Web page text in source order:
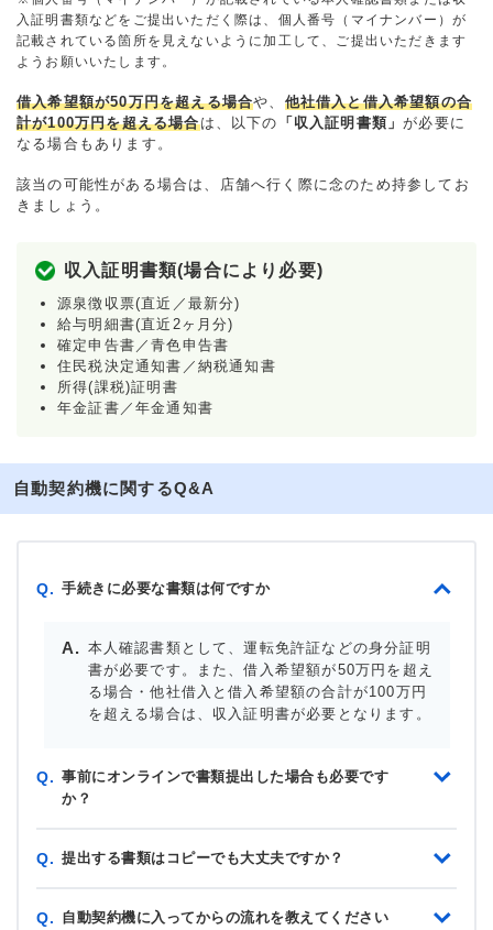
入証明書類などをご提出いただく際は、個人番号（マイナンバー）が
記載されている箇所を見えないように加工して、ご提出いただきます
ようお願いいたします。
借入希望額が50万円を超える場合や、 他社借入と借入希望額の合
計が100万円を超える場合は、以下の 「収入証明書類」が必要に
なる場合もあります。
該当の可能性がある場合は、店舗へ行く際に念のため持参してお
きましょう。
収入証明書類(場合により必要)
源泉徴収票(直近／最新分)
給与明細書(直近2ヶ月分)
確定申告書／青色申告書
住民税決定通知書／納税通知書
所得(課税)証明書
年金証書／年金通知書
自動契約機に関するQ&A
Q. 手続きに必要な書類は何ですか
本人確認書類として、運転免許証などの身分証明
書が必要です。また、借入希望額が50万円を超え
る場合・他社借入と借入希望額の合計が100万円
を超える場合は、収入証明書が必要となります。
Q. 事前にオンラインで書類提出した場合も必要です
か？
Q. 提出する書類はコピーでも大丈夫ですか？
Q. 自動契約機に入ってからの流れを教えてください